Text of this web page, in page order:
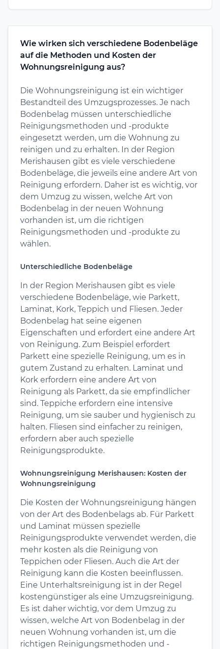
Wie wirken sich verschiedene Bodenbeläge
auf die Methoden und Kosten der
Wohnungsreinigung aus?
Die Wohnungsreinigung ist ein wichtiger
Bestandteil des Umzugsprozesses. Je nach
Bodenbelag müssen unterschiedliche
Reinigungsmethoden und -produkte
eingesetzt werden, um die Wohnung zu
reinigen und zu erhalten. In der Region
Merishausen gibt es viele verschiedene
Bodenbeläge, die jeweils eine andere Art von
Reinigung erfordern. Daher ist es wichtig, vor
dem Umzug zu wissen, welche Art von
Bodenbelag in der neuen Wohnung
vorhanden ist, um die richtigen
Reinigungsmethoden und -produkte zu
wählen.
Unterschiedliche Bodenbeläge
In der Region Merishausen gibt es viele
verschiedene Bodenbeläge, wie Parkett,
Laminat, Kork, Teppich und Fliesen. Jeder
Bodenbelag hat seine eigenen
Eigenschaften und erfordert eine andere Art
von Reinigung. Zum Beispiel erfordert
Parkett eine spezielle Reinigung, um es in
gutem Zustand zu erhalten. Laminat und
Kork erfordern eine andere Art von
Reinigung als Parkett, da sie empfindlicher
sind. Teppiche erfordern eine intensive
Reinigung, um sie sauber und hygienisch zu
halten. Fliesen sind einfacher zu reinigen,
erfordern aber auch spezielle
Reinigungsprodukte.
Wohnungsreinigung Merishausen: Kosten der
Wohnungsreinigung
Die Kosten der Wohnungsreinigung hängen
von der Art des Bodenbelags ab. Für Parkett
und Laminat müssen spezielle
Reinigungsprodukte verwendet werden, die
mehr kosten als die Reinigung von
Teppichen oder Fliesen. Auch die Art der
Reinigung kann die Kosten beeinflussen.
Eine Unterhaltsreinigung ist in der Regel
kostengünstiger als eine Umzugsreinigung.
Es ist daher wichtig, vor dem Umzug zu
wissen, welche Art von Bodenbelag in der
neuen Wohnung vorhanden ist, um die
richtigen Reinigungsmethoden und -